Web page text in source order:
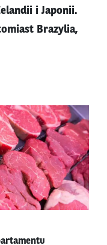
i Japonii.
Brazylia,